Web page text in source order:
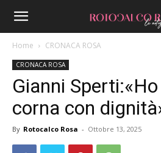
Home CRONACA ROSA
CRONACA ROSA
Gianni
corna con
By Rotocalco Rosa - Ottobre 13, 2025